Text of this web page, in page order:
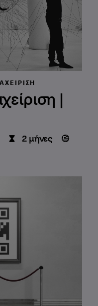
|
2 μήνες